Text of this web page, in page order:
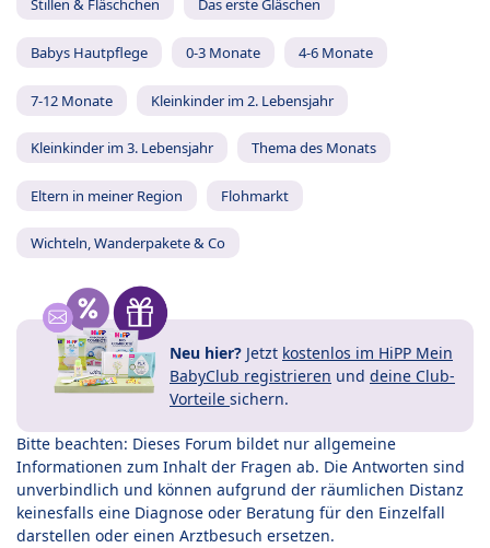
Stillen & Fläschchen Das erste Gläschen
Babys Hautpflege 0-3 Monate 4-6 Monate
7-12 Monate Kleinkinder im 2. Lebensjahr
Kleinkinder im 3. Lebensjahr Thema des Monats
Eltern in meiner Region Flohmarkt
Wichteln, Wanderpakete & Co
Neu hier? Jetzt kostenlos im HiPP Mein
BabyClub registrieren und deine Club-
Vorteile sichern.
Bitte beachten: Dieses Forum bildet nur allgemeine
Informationen zum Inhalt der Fragen ab. Die Antworten sind
unverbindlich und können aufgrund der räumlichen Distanz
keinesfalls eine Diagnose oder Beratung für den Einzelfall
darstellen oder einen Arztbesuch ersetzen.